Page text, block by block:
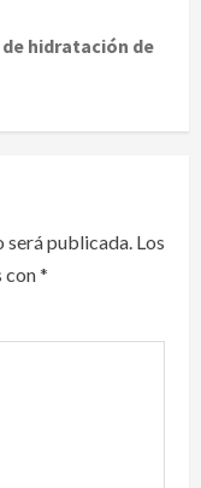
hidratación de
será publicada. Los
con*